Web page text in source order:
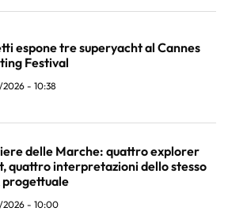
espone tre superyacht al Cannes
Festival
- 10:38
delle Marche: quattro explorer
quattro interpretazioni dello stesso
progettuale
- 10:00